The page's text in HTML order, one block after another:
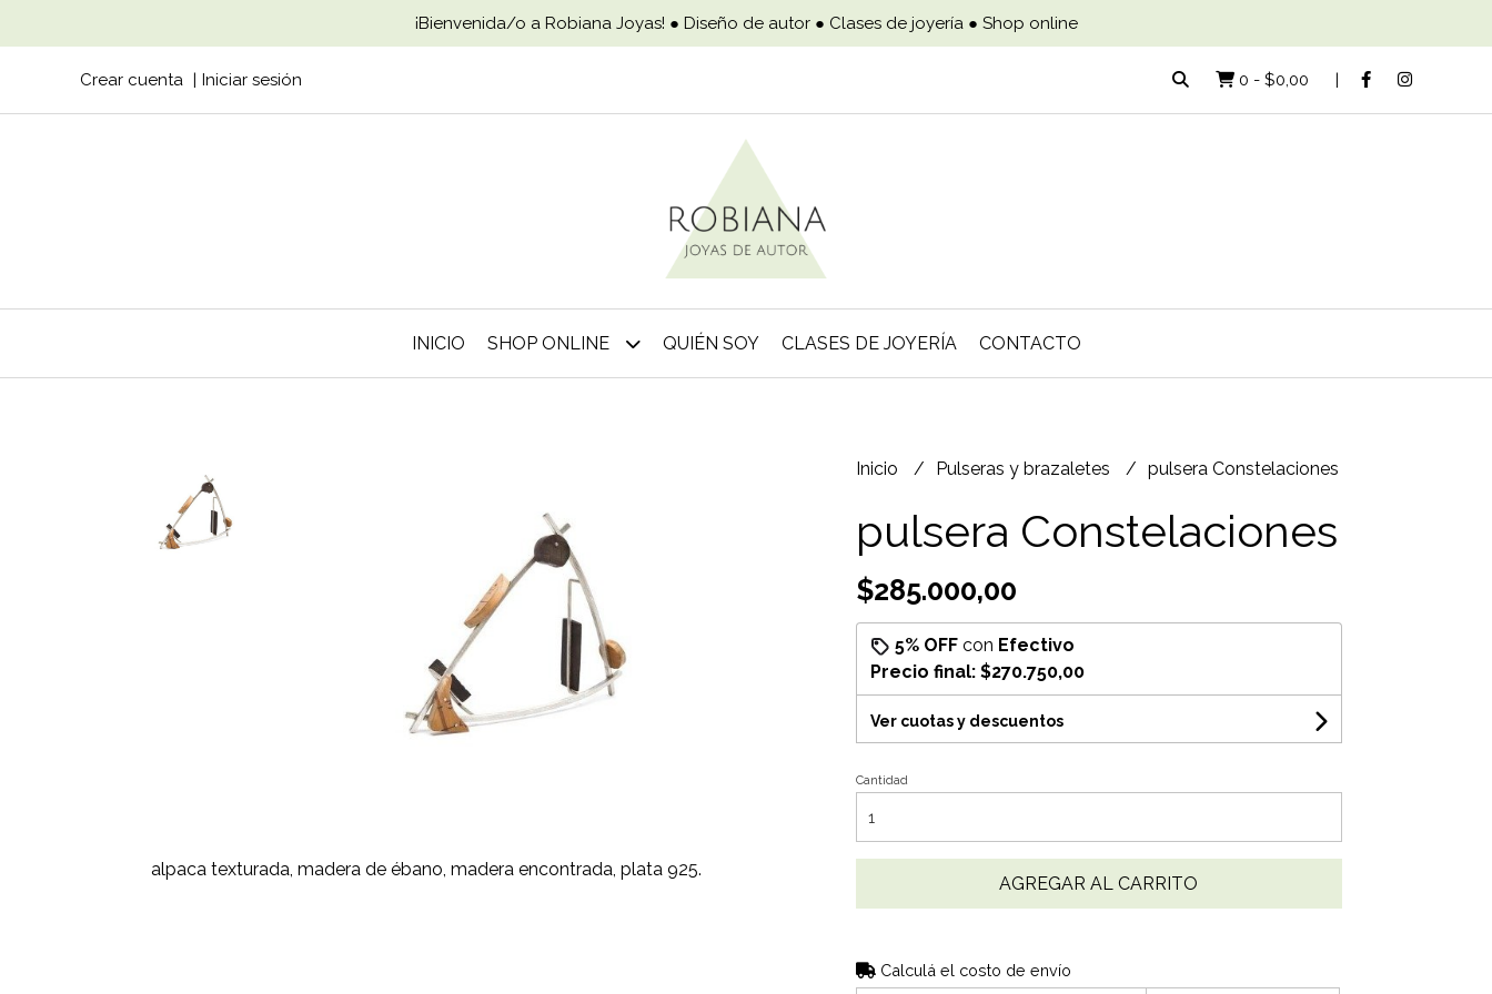
¡Bienvenida/o a Robiana Joyas! ● Diseño de autor ● Clases de joyería ● Shop online
Crear cuenta Iniciar sesión 0 - $0,00
INICIO SHOP ONLINE QUIÉN SOY CLASES DE JOYERÍA CONTACTO
alpaca texturada, madera de ébano, madera encontrada, plata 925.
Inicio Pulseras y brazaletes pulsera Constelaciones
pulsera Constelaciones
$285.000,00
5% OFFcon Efectivo
Precio final: $270.750,00
Ver cuotas y descuentos
Cantidad
AGREGAR AL CARRITO
Calculá el costo de envío